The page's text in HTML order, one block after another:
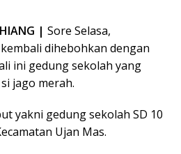
| Sore Selasa,
dihebohkan dengan
ini gedung sekolah yang
jago merah.
yakni gedung sekolah SD 10
Ujan Mas.